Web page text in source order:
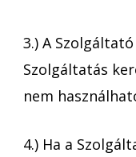
3.) A
Szolgáltatás
nem
4.) Ha a